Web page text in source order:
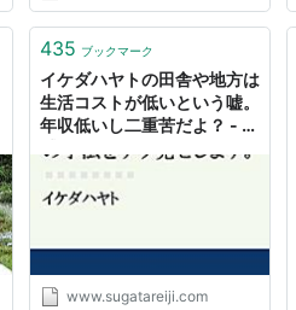
435 ブックマーク
イケダハヤトの田舎や地方は
生活コストが低いという嘘。
年収低いし二重苦だよ？ - 涙
www.sugatareiji.com